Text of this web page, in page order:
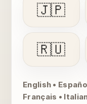
🇯🇵
🇷🇺
English •
Français •